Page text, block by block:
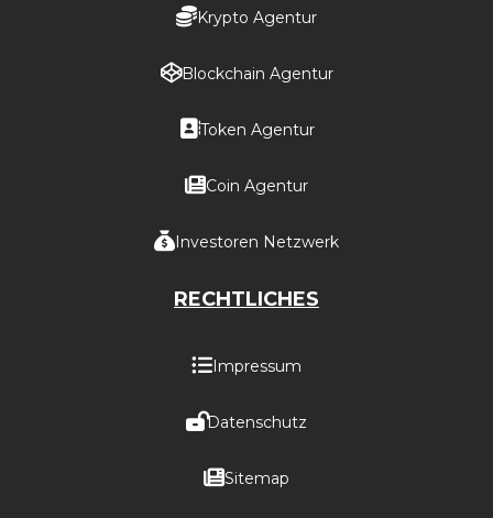
Krypto Agentur
Blockchain Agentur
Token Agentur
Coin Agentur
Investoren Netzwerk
RECHTLICHES
Impressum
Datenschutz
Sitemap